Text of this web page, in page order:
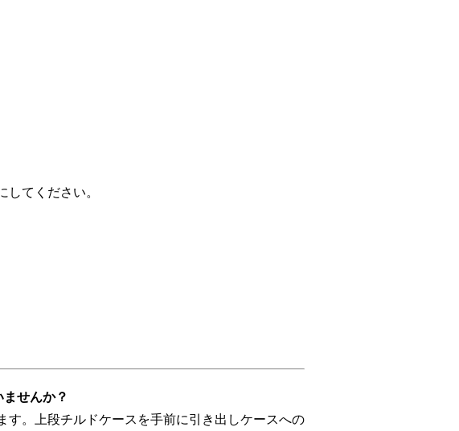
てください。
せんか？
す。上段チルドケースを手前に引き出しケースへの